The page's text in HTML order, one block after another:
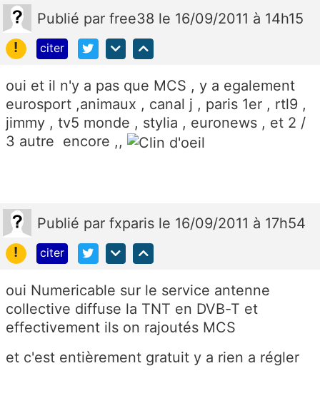
Publié par free38 le 16/09/2011 à 14h15
!
citer
oui et il n'y a pas que MCS , y a egalement
eurosport ,animaux , canal j , paris 1er , rtl9 ,
jimmy , tv5 monde , stylia , euronews , et 2 /
3 autre encore ,,
Publié par fxparis le 16/09/2011 à 17h54
!
citer
oui Numericable sur le service antenne
collective diffuse la TNT en DVB-T et
effectivement ils on rajoutés MCS
et c'est entièrement gratuit y a rien a régler